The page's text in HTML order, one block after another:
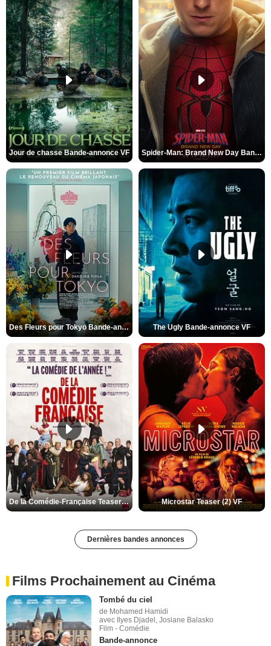
Jour de chasse Bande-annonce VF Spider-Man: Brand New Day Bande-annonce (3) VO STFR
Des Fleurs pour Tokyo Bande-annonce VO STFR The Ugly Bande-annonce VF
De la Comédie-Française Teaser (3) VF Microstar Teaser (2) VF
Dernières bandes annonces
Films Prochainement au Cinéma
Tombé du ciel
de Mohamed Hamidi
avec Ilyes Djadel, Josiane Balasko
Film - Comédie
Bande-annonce